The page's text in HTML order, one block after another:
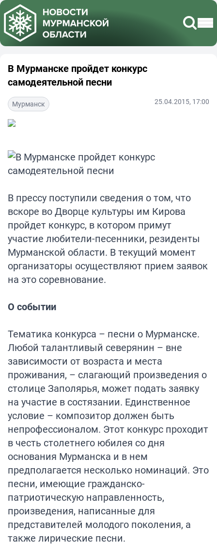
В Мурманске пройдет конкурс
самодеятельной песни
Мурманск 25.04.2015, 17:00
В прессу поступили сведения о том, что
вскоре во Дворце культуры им Кирова
пройдет конкурс, в котором примут
участие любители-песенники, резиденты
Мурманской области. В текущий момент
организаторы осуществляют прием заявок
на это соревнование.
О событии
Тематика конкурса – песни о Мурманске.
Любой талантливый северянин – вне
зависимости от возраста и места
проживания, – слагающий произведения о
столице Заполярья, может подать заявку
на участие в состязании. Единственное
условие – композитор должен быть
непрофессионалом. Этот конкурс проходит
в честь столетнего юбилея со дня
основания Мурманска и в нем
предполагается несколько номинаций. Это
песни, имеющие гражданско-
патриотическую направленность,
произведения, написанные для
представителей молодого поколения, а
также лирические песни.